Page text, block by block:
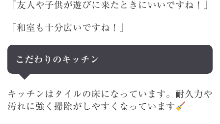
「友人や子供が遊びに来たときにいいですね！」
「和室も十分広いですね！」
こだわりのキッチン
キッチンはタイルの床になっています。耐久力や
汚れに強く掃除がしやすくなっています